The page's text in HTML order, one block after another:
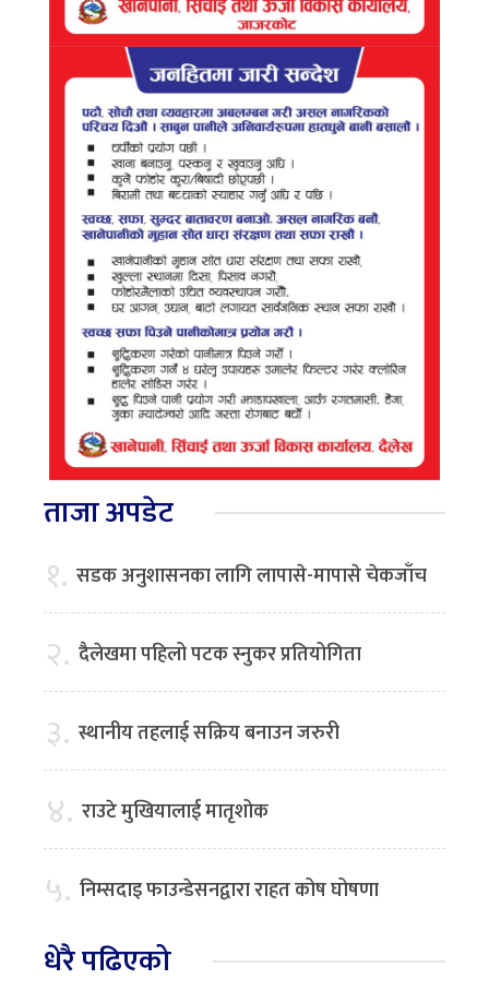
ताजा अपडेट
१. सडक अनुशासनका लागि लापासे-मापासे चेकजाँच
२. दैलेखमा पहिलो पटक स्नुकर प्रतियोगिता
३. स्थानीय तहलाई सक्रिय बनाउन जरुरी
४. राउटे मुखियालाई मातृशोक
५. निम्सदाइ फाउन्डेसनद्वारा राहत कोष घोषणा
धेरै पढिएको